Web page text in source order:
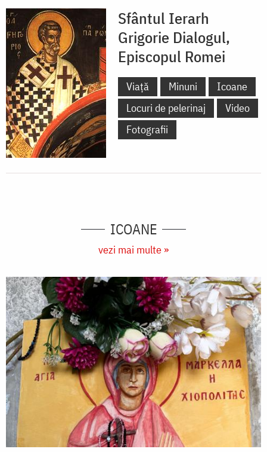
Sfântul Ierarh
Grigorie Dialogul,
Episcopul Romei
Viață Minuni
Icoane
Locuri de pelerinaj
Video
Fotografii
ICOANE
vezi mai multe »